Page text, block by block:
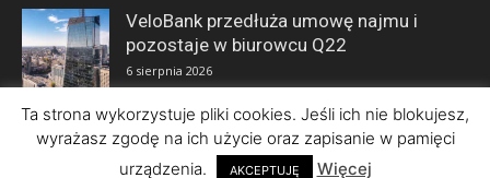
VeloBank przedłuża umowę najmu i
pozostaje w biurowcu Q22
6 sierpnia 2026
Ta strona wykorzystuje pliki cookies. Jeśli ich nie blokujesz,
wyrażasz zgodę na ich użycie oraz zapisanie w pamięci
urządzenia.
AKCEPTUJĘ Więcej